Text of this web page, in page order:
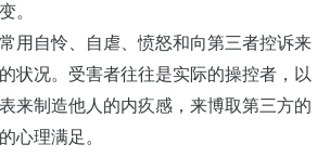
。
用自怜、自虐、愤怒和向第三者控诉来
状况。受害者往往是实际的操控者，以
来制造他人的内疚感，来博取第三方的
心理满足。